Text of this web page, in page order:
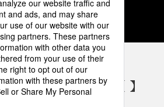
3 4 5
電気設備 SNSアカウント